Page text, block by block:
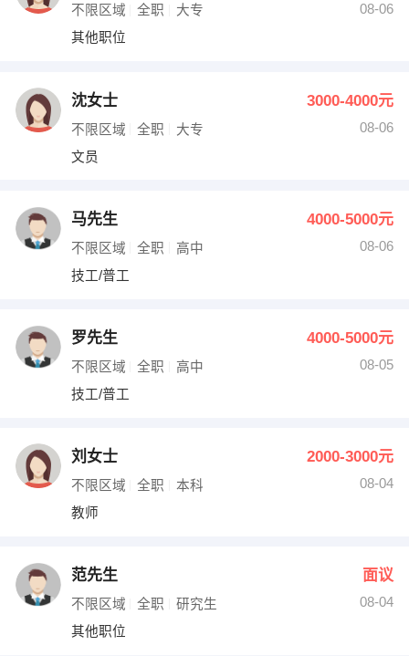
不限区域 全职 大专
08-06
其他职位
沈女士 3000-4000元
不限区域 全职 大专
08-06
文员
马先生 4000-5000元
不限区域 全职 高中
08-06
技工/普工
罗先生 4000-5000元
不限区域 全职 高中
08-05
技工/普工
刘女士 2000-3000元
不限区域 全职 本科
08-04
教师
范先生 面议
不限区域 全职 研究生
08-04
其他职位